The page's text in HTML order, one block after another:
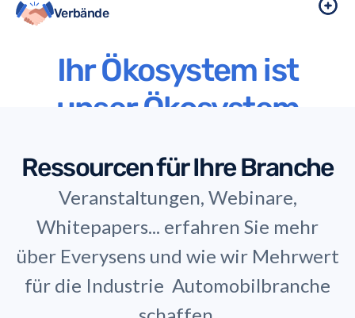
Verbände
Ihr Ökosystem ist
unser Ökosystem
Ressourcen für Ihre Branche
Veranstaltungen, Webinare,
Whitepapers... erfahren Sie mehr
über Everysens und wie wir Mehrwert
für die Industrie Automobilbranche